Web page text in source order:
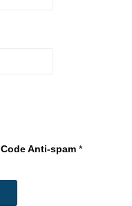
Code Anti-spam *